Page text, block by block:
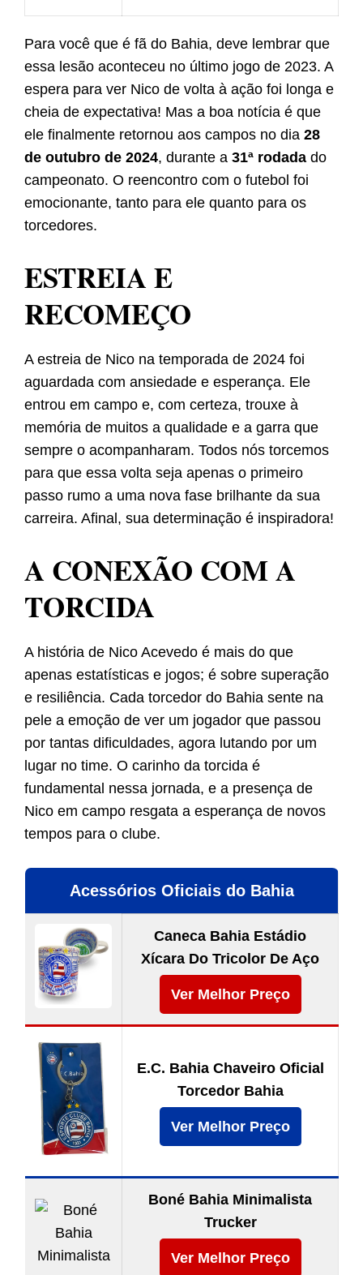
Para você que é fã do Bahia, deve lembrar que
essa lesão aconteceu no último jogo de 2023. A
espera para ver Nico de volta à ação foi longa e
cheia de expectativa! Mas a boa notícia é que
ele finalmente retornou aos campos no dia 28
de outubro de 2024, durante a 31ª rodada do
campeonato. O reencontro com o futebol foi
emocionante, tanto para ele quanto para os
torcedores.
ESTREIA E
RECOMEÇO
A estreia de Nico na temporada de 2024 foi
aguardada com ansiedade e esperança. Ele
entrou em campo e, com certeza, trouxe à
memória de muitos a qualidade e a garra que
sempre o acompanharam. Todos nós torcemos
para que essa volta seja apenas o primeiro
passo rumo a uma nova fase brilhante da sua
carreira. Afinal, sua determinação é inspiradora!
A CONEXÃO COM A
TORCIDA
A história de Nico Acevedo é mais do que
apenas estatísticas e jogos; é sobre superação
e resiliência. Cada torcedor do Bahia sente na
pele a emoção de ver um jogador que passou
por tantas dificuldades, agora lutando por um
lugar no time. O carinho da torcida é
fundamental nessa jornada, e a presença de
Nico em campo resgata a esperança de novos
tempos para o clube.
Acessórios Oficiais do Bahia
Caneca Bahia Estádio
Xícara Do Tricolor De Aço
Ver Melhor Preço
E.C. Bahia Chaveiro Oficial
Torcedor Bahia
Ver Melhor Preço
Boné Bahia Minimalista
Trucker
Ver Melhor Preço